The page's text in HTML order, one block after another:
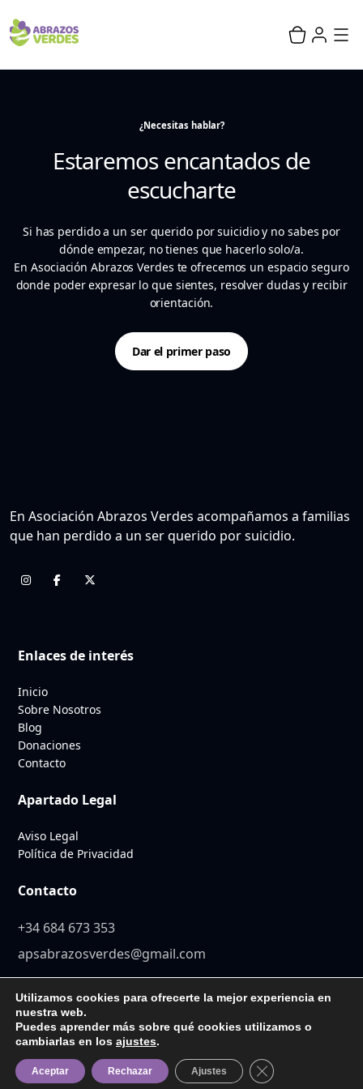
¿Necesitas hablar?
Estaremos encantados de
escucharte
Si has perdido a un ser querido por suicidio y no sabes por
dónde empezar, no tienes que hacerlo solo/a.
En Asociación Abrazos Verdes te ofrecemos un espacio seguro
donde poder expresar lo que sientes, resolver dudas y recibir
orientación.
Dar el primer paso
En Asociación Abrazos Verdes acompañamos a familias
que han perdido a un ser querido por suicidio.
Enlaces de interés
Inicio
Sobre Nosotros
Blog
Donaciones
Contacto
Apartado Legal
Aviso Legal
Política de Privacidad
Contacto
+34 684 673 353
apsabrazosverdes@gmail.com
© 2026 Abrazos Verdes. Todos los derechos reservados. Diseño
y desarrollo web porSisnet Consulting
Utilizamos cookies para ofrecerte la mejor experiencia en
nuestra web.
Puedes aprender más sobre qué cookies utilizamos o
cambiarlas en los ajustes.
Aceptar Rechazar Ajustes Cerrar el banner